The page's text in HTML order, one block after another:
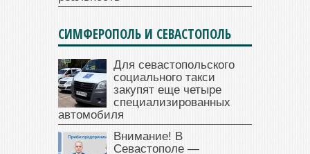
СИМФЕРОПОЛЬ И СЕВАСТОПОЛЬ
Для севастопольского
социального такси
закупят еще четыре
специализированных
автомобиля
Внимание! В
Севастополе —